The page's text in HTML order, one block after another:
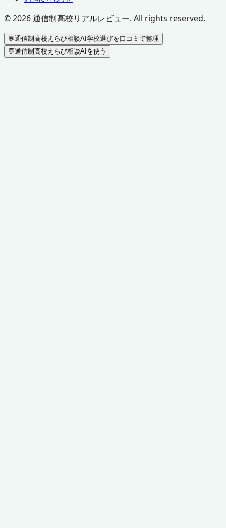
©2026通信制高校リアルレビュー. All rights reserved.
💬通信制高校えらび相談AI 学校選びを口コミで整理
💬通信制高校えらび相談AIを使う